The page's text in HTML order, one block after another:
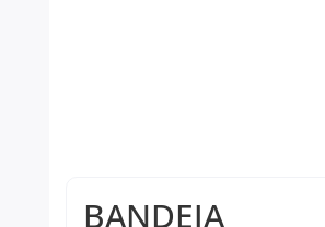
BANDEJA